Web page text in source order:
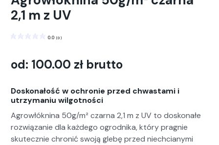
2,1 m z UV
0.0 (0 )
od: 100.00 zł brutto
Doskonałość w ochronie przed chwastami i
utrzymaniu wilgotności
Agrowłókn­i­na 50g/m² czarna 2,1 m z UV to doskon­ałe
rozwiązanie dla każdego ogrod­ni­ka, który prag­nie
skutecznie chronić swo­ją gle­bę przed niech­ciany­mi